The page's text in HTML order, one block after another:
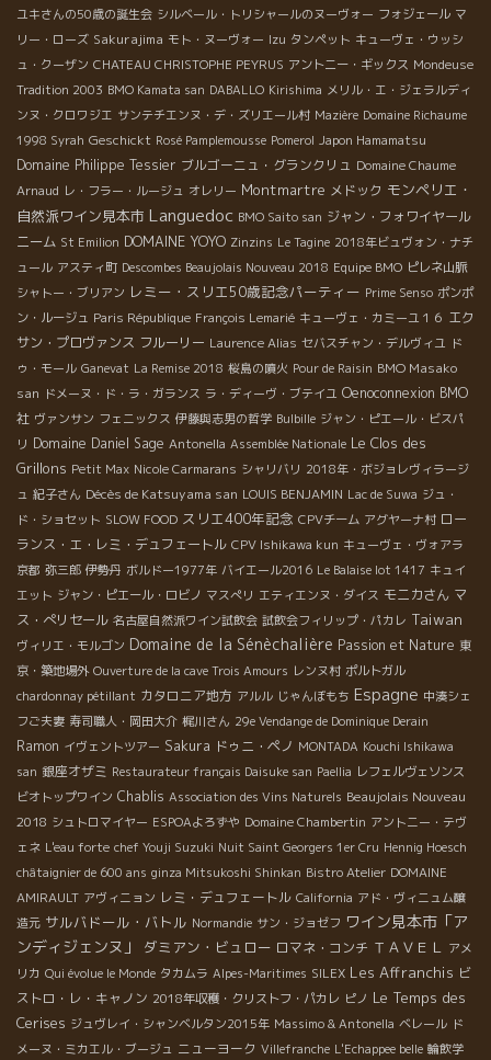
ユキさんの50歳の誕生会 シルベール・トリシャールのヌーヴォー フォジェール マ
リー・ローズ Sakurajima モト・ヌーヴォー Izu タンペット キューヴェ・ウッシ
ュ・クーザン CHATEAU CHRISTOPHE PEYRUS アントニー・ギックス Mondeuse
Tradition 2003 BMO Kamata san DABALLO Kirishima メリル・エ・ジェラルディ
ンヌ・クロワジエ サンテチエンヌ・デ・ズリエール村 Mazière Domaine Richaume
1998 Syrah Geschickt Rosé Pamplemousse Pomerol Japon Hamamatsu
Domaine Philippe Tessier ブルゴーニュ・グランクリュ Domaine Chaume
Arnaud レ・フラー・ルージュ オレリー Montmartre メドック モンペリエ・
自然派ワイン見本市 Languedoc BMO Saito san ジャン・フォワイヤール
ニーム St Emilion DOMAINE YOYO Zinzins Le Tagine 2018年ビュヴォン・ナチ
ュール アスティ町 Descombes Beaujolais Nouveau 2018 Equipe BMO ピレネ山脈
シャトー・ブリアン レミー・スリエ50歳記念パーティー Prime Senso ポンポ
ン・ルージュ Paris République François Lemarié キューヴェ・カミーユ１６ エク
サン・プロヴァンス フルーリー Laurence Alias セバスチャン・デルヴィユ ド
ゥ・モール Ganevat La Remise 2018 桜島の噴火 Pour de Raisin BMO Masako
san ドメーヌ・ド・ラ・ガランス ラ・ディーヴ・ブテイユ Oenoconnexion BMO
社 ヴァンサン フェニックス 伊藤與志男の哲学 Bulbille ジャン・ピエール・ビスパ
リ Domaine Daniel Sage Antonella Assemblée Nationale Le Clos des
Grillons Petit Max Nicole Carmarans シャリバリ 2018年・ボジョレヴィラージ
ュ 紀子さん Décès de Katsuyama san LOUIS BENJAMIN Lac de Suwa ジュ・
ド・ショセット SLOW FOOD スリエ400年記念 CPVチーム アグヤーナ村 ロー
ランス・エ・レミ・デュフェートル CPV Ishikawa kun キューヴェ・ヴォアラ
京都 弥三郎 伊勢丹 ボルドー1977年 バイエール2016 Le Balaise lot 1417 キュイ
エット ジャン・ピエール・ロビノ マスぺリ エティエンヌ・ダイス モニカさん マ
ス・ぺリセール 名古屋自然派ワイン試飲会 試飲会フィリップ・パカレ Taiwan
ヴィリエ・モルゴン Domaine de la Sénèchalière Passion et Nature 東
京・築地場外 Ouverture de la cave Trois Amours レンヌ村 ポルトガル
chardonnay pétillant カタロニア地方 アルル じゃんぼもち Espagne 中湊シェ
フご夫妻 寿司職人・岡田大介 梶川さん 29e Vendange de Dominique Derain
Ramon イヴェントツアー Sakura ドゥニ・ペノ MONTADA Kouchi Ishikawa
san 銀座オザミ Restaurateur français Daisuke san Paellia レフェルヴェソンス
ビオトップワイン Chablis Association des Vins Naturels Beaujolais Nouveau
2018 シュトロマイヤー ESPOAよろずや Domaine Chambertin アントニー・テヴ
ェネ L'eau forte chef Youji Suzuki Nuit Saint Georgers 1er Cru Hennig Hoesch
châtaignier de 600 ans ginza Mitsukoshi Shinkan Bistro Atelier DOMAINE
AMIRAULT アヴィニョン レミ・デュフェートル California アド・ヴィニュム醸
造元 サルバドール・バトル Normandie サン・ジョゼフ ワイン見本市「ア
ンディジェンヌ」
ダミアン・ビュロー ロマネ・コンチ ＴＡＶＥＬ アメ
リカ Qui évolue le Monde タカムラ Alpes-Maritimes SILEX Les Affranchis ビ
ストロ・レ・キャノン 2018年収穫・クリストフ・パカレ ピノ Le Temps des
Cerises ジュヴレイ・シャンベルタン2015年 Massimo & Antonella ベレール ド
メーヌ・ミカエル・ブージュ ニューヨーク Villefranche L'Echappee belle 輪飲学